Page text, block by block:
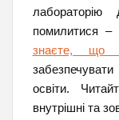
помилитися –
знаєте, що
освіти.
внутрішні та